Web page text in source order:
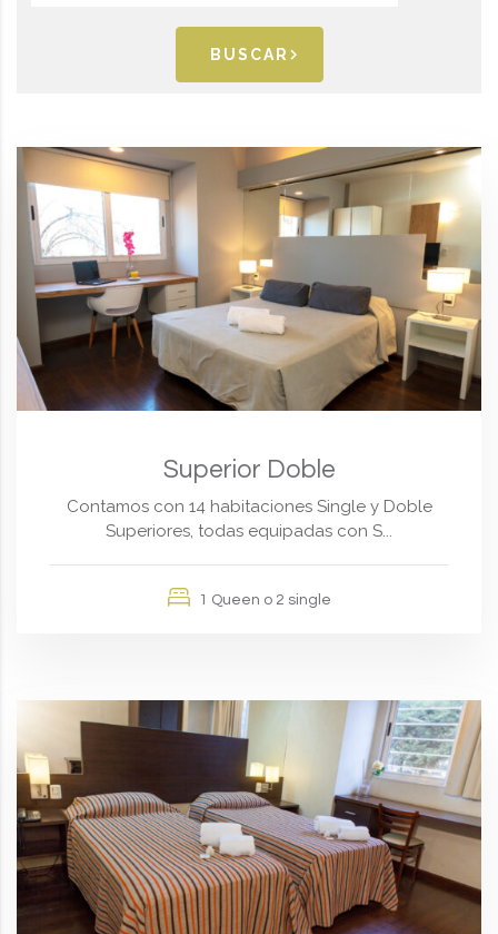
BUSCAR
Superior Doble
Contamos con 14 habitaciones Single y Doble
Superiores, todas equipadas con S...
1 Queen o 2 single